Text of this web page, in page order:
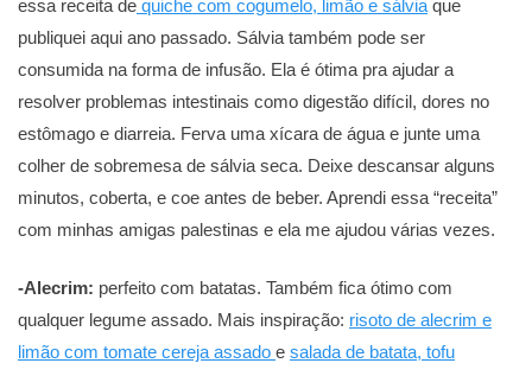
essa receita de quiche com cogumelo, limão e sálvia que
publiquei aqui ano passado. Sálvia também pode ser
consumida na forma de infusão. Ela é ótima pra ajudar a
resolver problemas intestinais como digestão difícil, dores no
estômago e diarreia. Ferva uma xícara de água e junte uma
colher de sobremesa de sálvia seca. Deixe descansar alguns
minutos, coberta, e coe antes de beber. Aprendi essa “receita”
com minhas amigas palestinas e ela me ajudou várias vezes.
-Alecrim: perfeito com batatas. Também fica ótimo com
qualquer legume assado. Mais inspiração: risoto de alecrim e
limão com tomate cereja assado e salada de batata, tofu